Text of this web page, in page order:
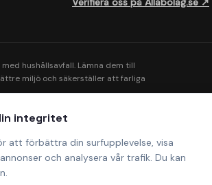
integritet
att förbättra din surfupplevelse, visa
och analysera vår trafik. Du kan
hushållsavfall. Lämna dem till
miljö och säkerställer att farliga